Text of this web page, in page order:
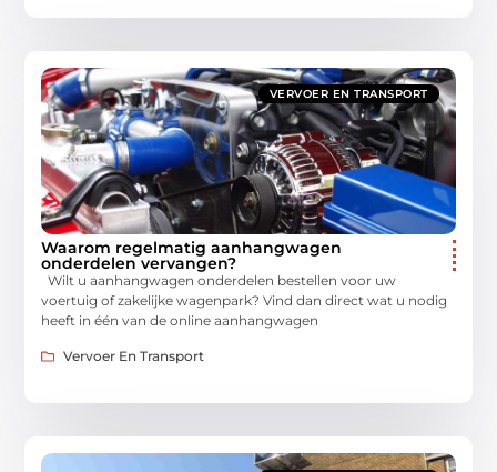
VERVOER EN TRANSPORT
Waarom regelmatig aanhangwagen
onderdelen vervangen?
Wilt u aanhangwagen onderdelen bestellen voor uw
voertuig of zakelijke wagenpark? Vind dan direct wat u nodig
heeft in één van de online aanhangwagen
Vervoer En Transport